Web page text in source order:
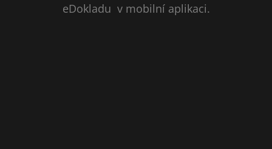
eDokladu v mobilní aplikaci.